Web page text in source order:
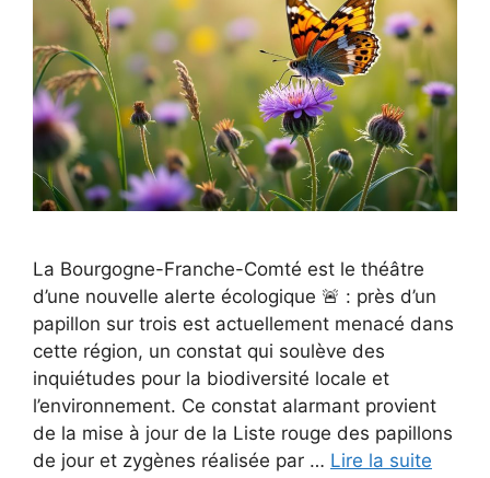
La Bourgogne-Franche-Comté est le théâtre
d’une nouvelle alerte écologique 🚨 : près d’un
papillon sur trois est actuellement menacé dans
cette région, un constat qui soulève des
inquiétudes pour la biodiversité locale et
l’environnement. Ce constat alarmant provient
de la mise à jour de la Liste rouge des papillons
de jour et zygènes réalisée par … Lire la suite